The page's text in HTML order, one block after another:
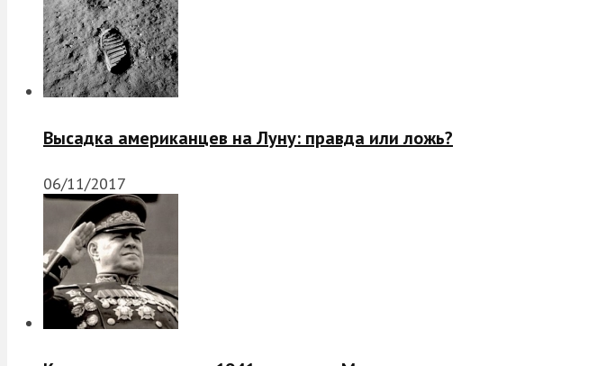
Высадка американцев на Луну: правда или ложь?
06/11/2017